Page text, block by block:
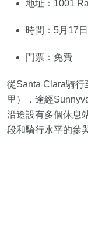
地址：1001
時間：5月17
門票：免費
從Santa Clara騎行
里），途經
沿途設有多個休息
段和騎行水平的參